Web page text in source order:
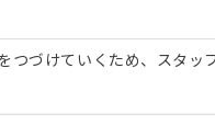
つづけていくため、スタッ